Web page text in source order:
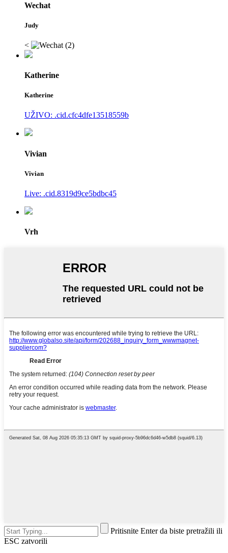
Wechat
Judy
<
Katherine
Katherine
UŽIVO: .cid.cfc4dfe13518559b
Vivian
Vivian
Live: .cid.8319d9ce5bdbc45
Vrh
Pritisnite Enter da biste pretražili ili
ESC zatvorili